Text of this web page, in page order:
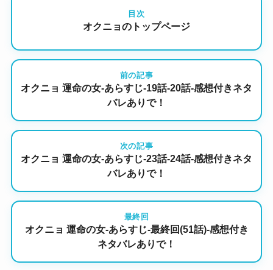
目次
オクニョのトップページ
前の記事
オクニョ 運命の女-あらすじ-19話-20話-感想付きネタ
バレありで！
次の記事
オクニョ 運命の女-あらすじ-23話-24話-感想付きネタ
バレありで！
最終回
オクニョ 運命の女-あらすじ-最終回(51話)-感想付き
ネタバレありで！